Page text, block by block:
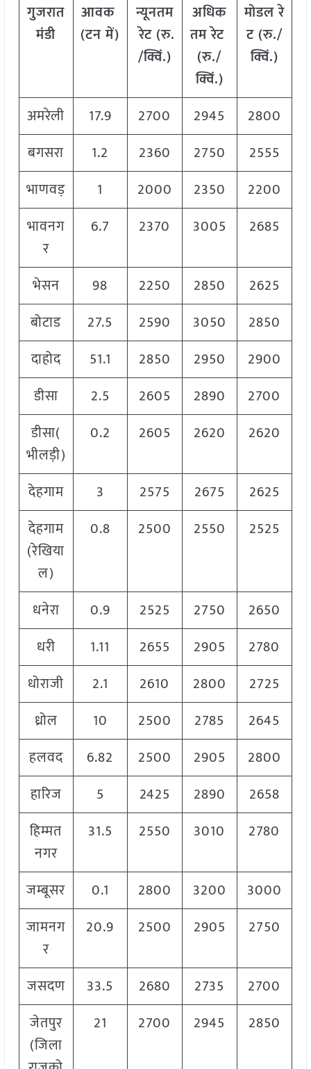
गुजरात
मंडी
आवक
(टन में)
न्यूनतम
रेट(रु.
/क्विं.)
अधिक
तमरेट
(रु./
क्विं.)
मोडलरे
ट (रु./
क्विं.)
अमरेली 17.9 2700 2945
2800
बगसरा
1.2 2360 2750
2555
भाणवड़
1 2000 2350
2200
भावनग
र
6.7 2370 3005 2685
भेसन 98 2250 2850
2625
बोटाड
27.5 2590 3050
2850
दाहोद
51.1 2850 2950
2900
डीसा
2.5 2605 2890
2700
डीसा(
भीलड़ी)
0.2 2605 2620 2620
देहगाम 3 2575 2675
2625
देहगाम
(रेखिया
ल)
0.8 2500 2550 2525
धनेरा 0.9 2525 2750
2650
धरी
1.11 2655 2905
2780
धोराजी
2.1 2610 2800
2725
ध्रोल
10 2500 2785
2645
हलवद
6.82 2500 2905
2800
हारिज
5 2425 2890
2658
हिम्मत
नगर
31.5 2550 3010 2780
जम्बूसर 0.1 2800 3200
3000
जामनग
र
20.9 2500 2905 2750
जसदण 33.5 2680 2735
2700
जेतपुर
(जिला
21 2700 2945 2850